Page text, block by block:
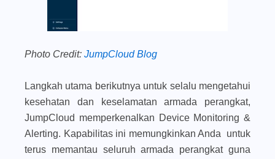
Photo Credit: JumpCloud Blog
Langkah utama berikutnya untuk selalu mengetahui
kesehatan dan keselamatan armada perangkat,
JumpCloud memperkenalkan Device Monitoring &
Alerting. Kapabilitas ini memungkinkan Anda untuk
terus memantau seluruh armada perangkat guna